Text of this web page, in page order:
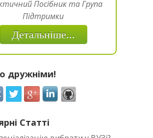
Посібник та Група
Підтримки
Детальніше...
дружніми!
Статті